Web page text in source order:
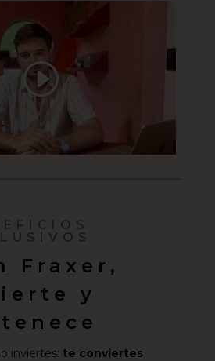
Fraxer,
y
inviertes: te conviertes